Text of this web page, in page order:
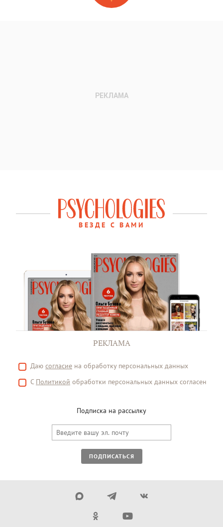
ВЕЗДЕ С ВАМИ
РЕКЛАМА
Даю согласие на обработку персональных данных
С Политикой обработки персональных данных согласен
Подписка на рассылку
ПОДПИСАТЬСЯ